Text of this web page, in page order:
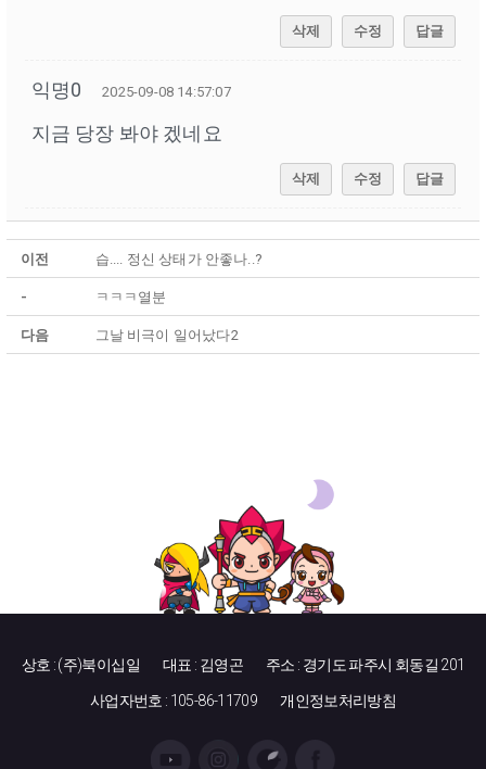
삭제 수정 답글
익명0 2025-09-08 14:57:07
지금 당장 봐야 겠네요
삭제 수정 답글
이전 습.... 정신 상태가 안좋나..?
- ㅋㅋㅋ열분
다음 그날 비극이 일어났다2
상호 : (주)북이십일 대표 : 김영곤 주소 : 경기도 파주시 회동길 201
사업자번호 : 105-86-11709 개인정보처리방침